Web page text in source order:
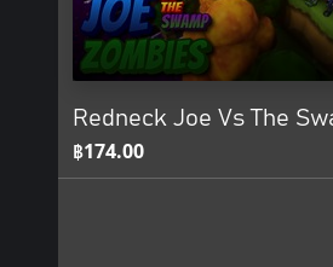
Redneck Joe Vs The
฿174.00